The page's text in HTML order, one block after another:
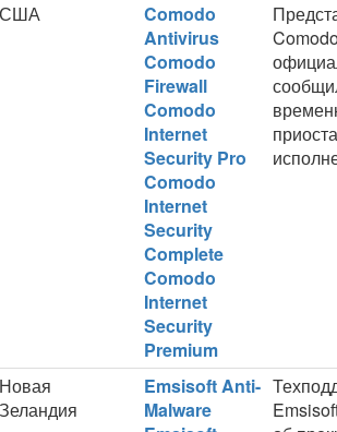
США
Comodo
Antivirus
Comodo
Firewall
Comodo
Internet
Security Pro
Comodo
Internet
Security
Complete
Comodo
Internet
Security
Premium
Новая
Зеландия
Emsisoft Anti-
Malware